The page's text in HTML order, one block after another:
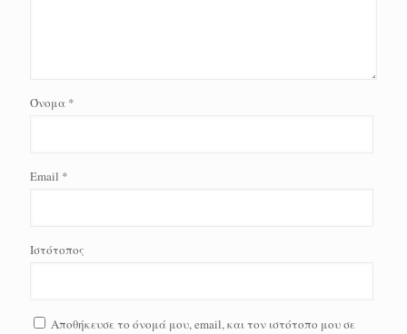
Όνομα *
Email *
Ιστότοπος
Αποθήκευσε το όνομά μου, email, και τον ιστότοπο μου σε